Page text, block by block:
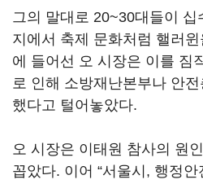
그의 말대로 20~30대들이
지에서 축제 문화처럼 핼러
에 들어선 오 시장은 이를 짐
로 인해 소방재난본부나 안
했다고 털어놓았다.
오 시장은 이태원 참사의 원
꼽았다. 이어 “서울시, 행정